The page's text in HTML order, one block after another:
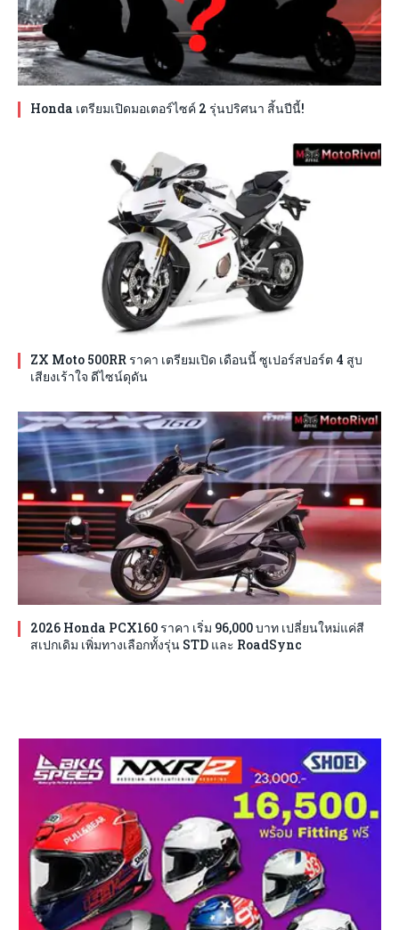
Honda เตรียมเปิดมอเตอร์ไซค์ 2 รุ่นปริศนา สิ้นปีนี้!
ZX Moto 500RR ราคา เตรียมเปิด เดือนนี้ ซูเปอร์สปอร์ต 4 สูบ
เสียงเร้าใจ ดีไซน์ดุดัน
2026 Honda PCX160 ราคา เริ่ม 96,000 บาท เปลี่ยนใหม่แค่สี
สเปกเดิม เพิ่มทางเลือกทั้งรุ่น STD และ RoadSync